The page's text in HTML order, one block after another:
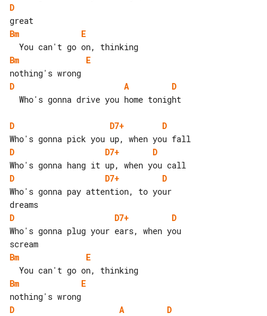
D
Bm
E
Bm
E
D
A
D
D D7+
D
D
D7+
D
D
D7+
D
Who's gonna pay attention, to your
D
D7+
D
Who's gonna plug your ears, when you
Bm
E
Bm
E
D
A
D